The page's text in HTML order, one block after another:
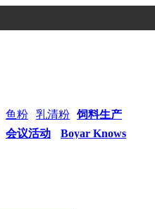
鱼粉 乳清粉 饲料生产
会议活动
Boyar Knows